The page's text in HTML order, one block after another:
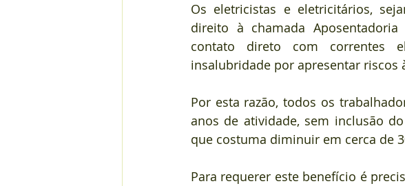
Os eletricistas e eletricitários,
direito à chamada
contato direto com correntes
insalubridade por apresentar riscos
Por esta razão, todos os
anos de atividade, sem inclusão
que costuma diminuir em cerca de
Para requerer este benefício é